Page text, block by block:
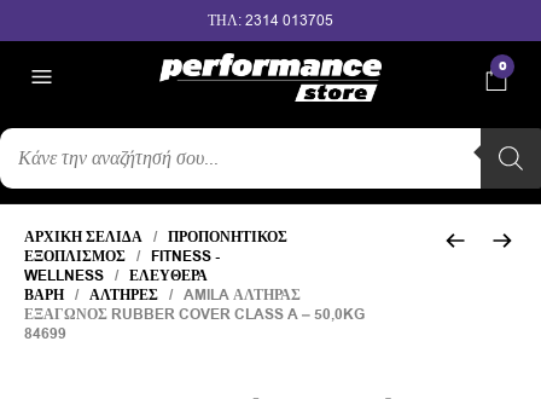
ΤΗΛ: 2314 013705
0
ΑΝΑΖΉΤΗΣΗ
ΠΡΟΪΌΝΤΩΝ
ΑΡΧΙΚΉ ΣΕΛΊΔΑ / ΠΡΟΠΟΝΗΤΙΚΌΣ
ΕΞΟΠΛΙΣΜΌΣ / FITNESS -
WELLNESS / ΕΛΕΎΘΕΡΑ
ΒΆΡΗ / ΑΛΤΉΡΕΣ / AMILA ΑΛΤΉΡΑΣ
ΕΞΆΓΩΝΟΣ RUBBER COVER CLASS A – 50,0KG
84699